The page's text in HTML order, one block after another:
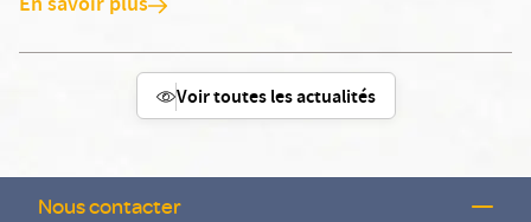
Voir toutes les actualités
Nous contacter